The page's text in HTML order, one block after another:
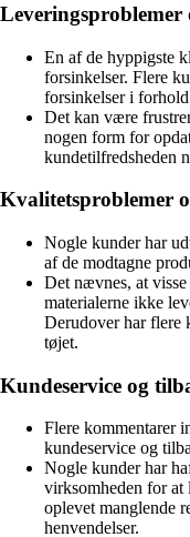
Leveringsproblemer
En af de hyppigste
forsinkelser. Flere
forsinkelser i
Det kan være
nogen form for
kundetilfredsheden
Kvalitetsproblemer
Nogle kunder har
af de modtagne
Det nævnes, at
materialerne ikke
Derudover har flere
tøjet.
Kundeservice og
Flere kommentarer
kundeservice og
Nogle kunder har
virksomheden for at
oplevet manglende
henvendelser.